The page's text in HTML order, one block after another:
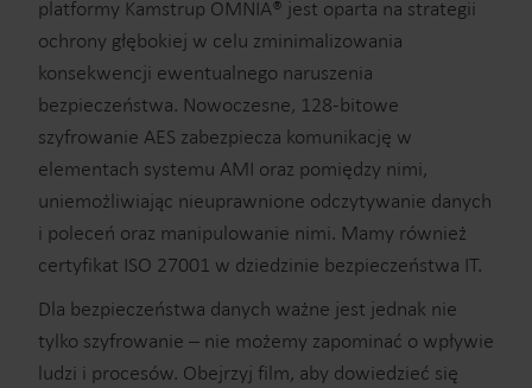
platformy Kamstrup OMNIA® jest oparta na strategii
ochrony głębokiej w celu zminimalizowania
konsekwencji ewentualnego naruszenia
bezpieczeństwa. Nowoczesne, 128-bitowe
szyfrowanie AES zabezpiecza komunikację w
elementach systemu AMI oraz pomiędzy nimi,
uniemożliwiając nieuprawnione odczytywanie danych
i poleceń oraz manipulowanie nimi. Mamy również
certyfikat ISO 27001 w dziedzinie bezpieczeństwa IT.
Dla bezpieczeństwa danych ważne jest jednak nie
tylko szyfrowanie – nie możemy zapominać o wpływie
ludzi i procesów. Obejrzyj film, aby dowiedzieć się